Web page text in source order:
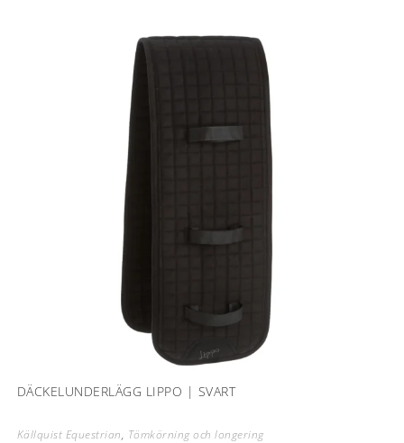
DÄCKELUNDERLÄGG LIPPO | SVART
Källquist Equestrian, Tömkörning och longering